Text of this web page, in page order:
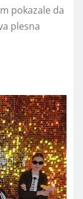
pokazale da
plesna